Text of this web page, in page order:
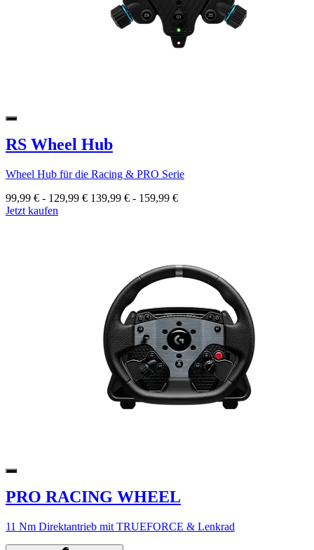
RS Wheel Hub
Wheel Hub für die Racing & PRO Serie
99,99 € - 129,99 € 139,99 € - 159,99 €
Jetzt kaufen
PRO RACING WHEEL
11 Nm Direktantrieb mit TRUEFORCE & Lenkrad